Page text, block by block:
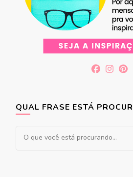
QUAL FRASE ESTÁ
Procurando
algo?